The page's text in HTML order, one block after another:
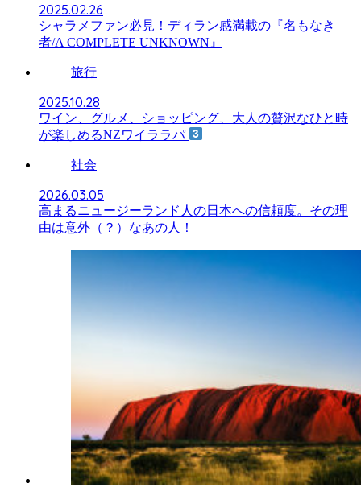
2025.02.26
シャラメファン必見！ディラン感満載の『名もなき
者/A COMPLETE UNKNOWN』
旅行
2025.10.28
ワイン、グルメ、ショッピング、大人の贅沢なひと時
が楽しめるNZワイララパ
社会
2026.03.05
高まるニュージーランド人の日本への信頼度。その理
由は意外（？）なあの人！